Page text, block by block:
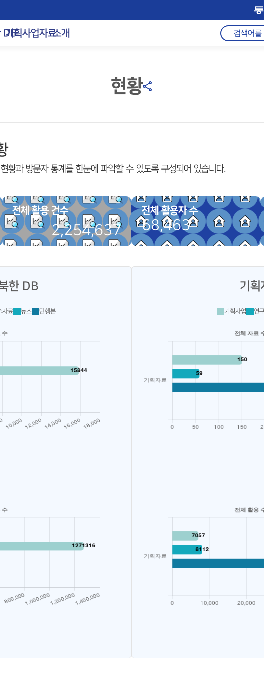
DB
기획사업자료소개
현황
황과 방문자 통계를 한눈에 파악할 수 있도록 구성되어 있습니다.
전체 활용 건수
2,254,637
전체 활용자 수
68,463
한 DB
자료 뉴스 단행본
기획
기획사업 연